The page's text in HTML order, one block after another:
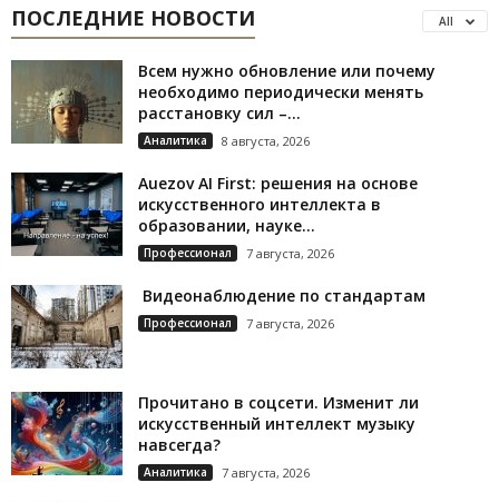
ПОСЛЕДНИЕ НОВОСТИ All
Всем нужно обновление или почему
необходимо периодически менять
расстановку сил –...
Аналитика 8 августа, 2026
Auezov AI First: решения на основе
искусственного интеллекта в
образовании, науке...
Профессионал 7 августа, 2026
Видеонаблюдение по стандартам
Профессионал 7 августа, 2026
Прочитано в соцсети. Изменит ли
искусственный интеллект музыку
навсегда?
Аналитика 7 августа, 2026